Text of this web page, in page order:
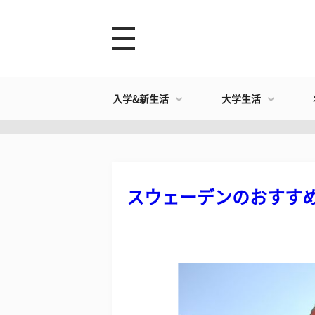
入学&新生活 大学生活
スウェーデンのおすす